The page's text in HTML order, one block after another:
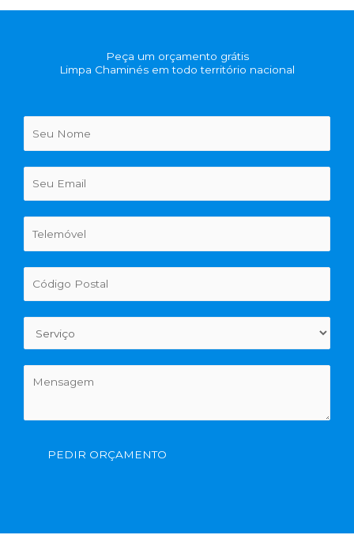
Peça um orçamento grátis
Limpa Chaminés em todo território nacional
PEDIR ORÇAMENTO